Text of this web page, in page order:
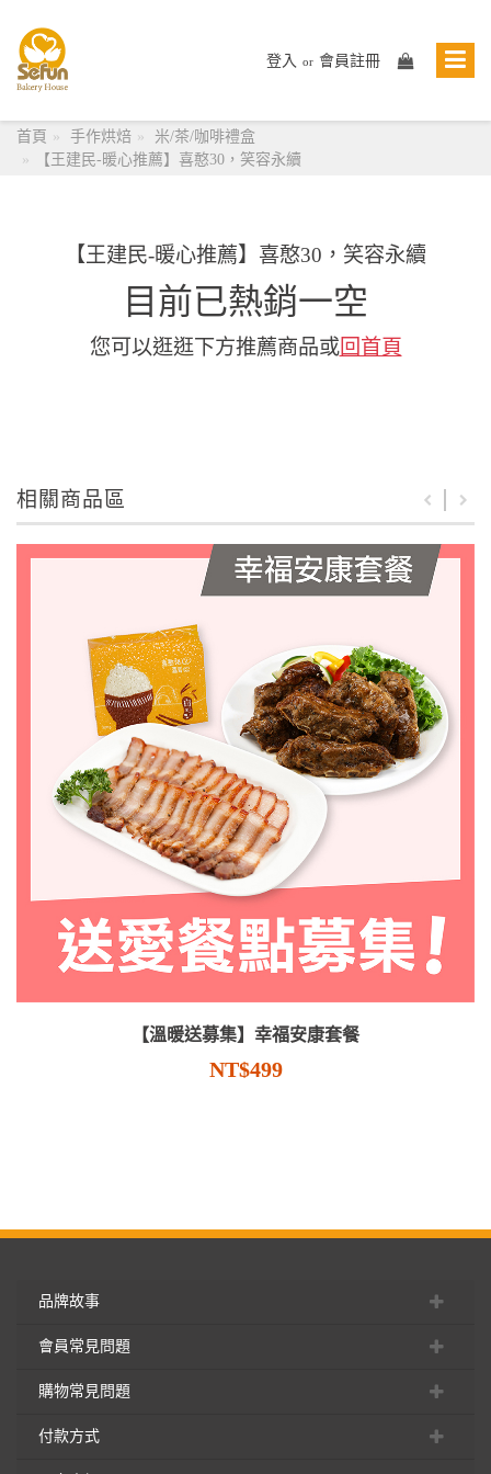
登入 or 會員註冊
首頁 手作烘焙
米/茶/咖啡禮盒
【王建民-暖心推薦】喜憨30，笑容永續
【王建民-暖心推薦】喜憨30，笑容永續
目前已熱銷一空
您可以逛逛下方推薦商品或回首頁
相關商品區
【溫暖送募集】幸福安康套餐
NT$499
品牌故事
會員常見問題
購物常見問題
付款方式